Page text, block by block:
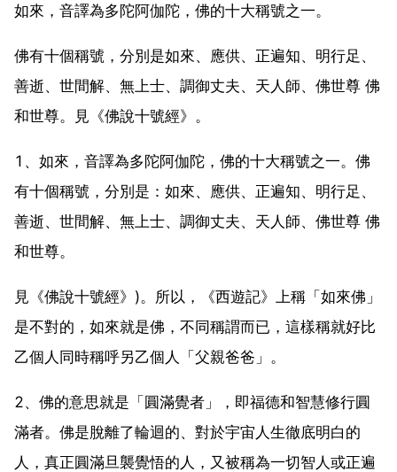
如來，音譯為多陀阿伽陀，佛的十大稱號之一。
佛有十個稱號，分別是如來、應供、正遍知、明行足、
善逝、世間解、無上士、調御丈夫、天人師、佛世尊 佛
和世尊。見《佛說十號經》。
1、如來，音譯為多陀阿伽陀，佛的十大稱號之一。佛
有十個稱號，分別是：如來、應供、正遍知、明行足、
善逝、世間解、無上士、調御丈夫、天人師、佛世尊 佛
和世尊。
見《佛說十號經》)。所以，《西遊記》上稱「如來佛」
是不對的，如來就是佛，不同稱謂而已，這樣稱就好比
乙個人同時稱呼另乙個人「父親爸爸」。
2、佛的意思就是「圓滿覺者」，即福德和智慧修行圓
滿者。佛是脫離了輪迴的、對於宇宙人生徹底明白的
人，真正圓滿旦襲覺悟的人，又被稱為一切智人或正遍